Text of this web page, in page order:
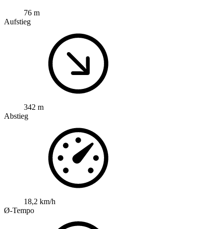
76 m
Aufstieg
342 m
Abstieg
18,2 km/h
Ø-Tempo